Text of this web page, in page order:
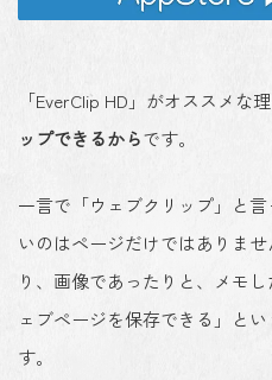
「EverClip HD」がオススメな理
ップできるからです。
一言で「ウェブクリップ」と
いのはページだけではありま
り、画像であったりと、メモ
ェブページを保存できる」と
す。